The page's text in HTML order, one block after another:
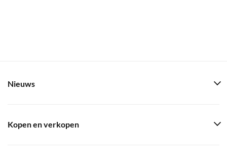
Nieuws
Kopen en verkopen